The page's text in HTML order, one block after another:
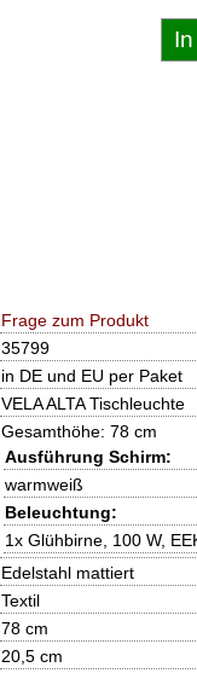
Frage zum Produkt
35799
in DE und EU per Paket
VELA ALTA Tischleuchte
Gesamthöhe: 78 cm
Ausführung Schirm:
warmweiß
Beleuchtung:
1x Glühbirne, 100 W,
Edelstahl mattiert
Textil
78 cm
20,5 cm